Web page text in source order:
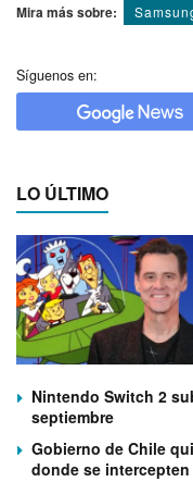
Mira más sobre:
Síguenos en:
LO ÚLTIMO
Nintendo Switch 2
septiembre
Gobierno de Chile
donde se